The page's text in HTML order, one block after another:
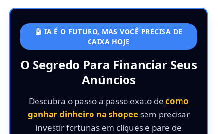
🤖 IA É O FUTURO, MAS VOCÊ PRECISA DE
CAIXA HOJE
O Segredo Para Financiar Seus
Anúncios
Descubra o passo a passo exato de como
ganhar dinheiro na shopeesem precisar
investir fortunas em cliques e pare de